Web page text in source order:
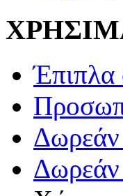
Έπιπλα
Δωρεάν